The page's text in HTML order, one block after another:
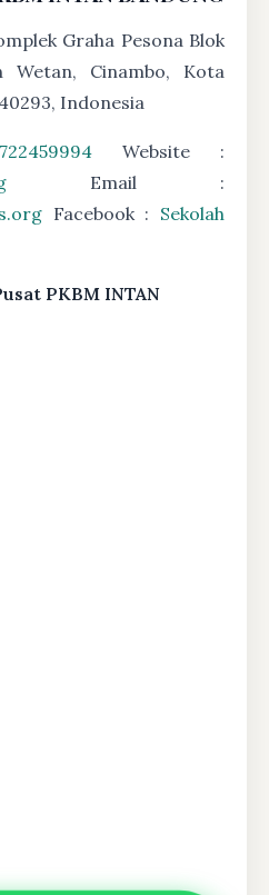
Graha Pesona Blok
Cinambo, Kota
Indonesia
Website :
Email :
Facebook : Sekolah
PKBM INTAN